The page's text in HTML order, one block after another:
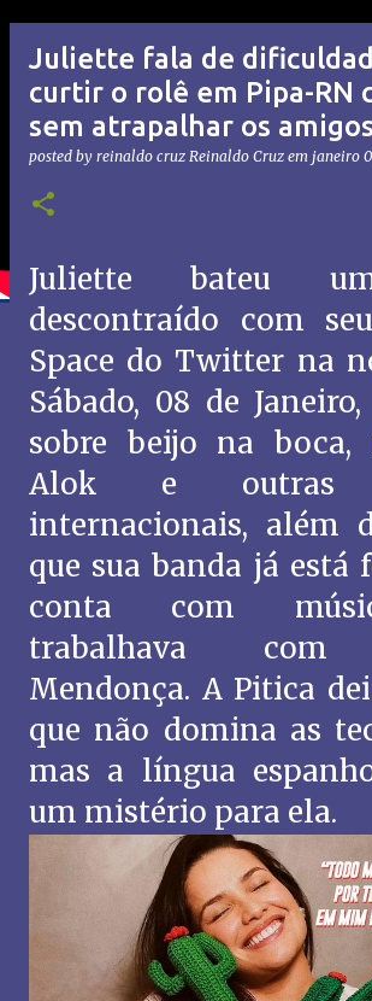
Juliette fala de
curtir o rolê em Pipa-RN
sem atrapalhar os amigos
posted by reinaldo cruz Reinaldo Cruz em janeiro
Juliette bateu
descontraído com
Space do Twitter na
Sábado, 08 de
sobre beijo na boca,
Alok e outras
internacionais, além
que sua banda já está
conta com
trabalhava com
Mendonça. A Pitica
que não domina as
mas a língua
um mistério para ela.